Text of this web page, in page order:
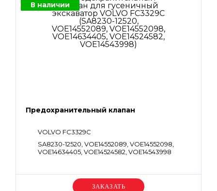
В наличии
Предохранительный клапан
VOLVO FC3329C
SA8230-12520, VOE14552089, VOE14552098,
VOE14634405, VOE14524582, VOE14543998
Уточняйте цену